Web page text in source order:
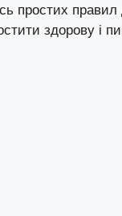
простих правил
здорову і